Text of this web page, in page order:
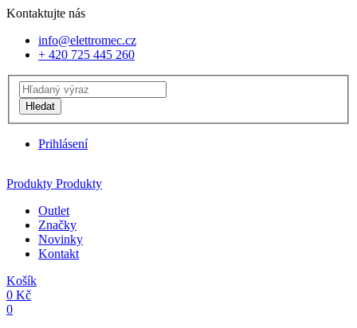
Kontaktujte nás
info@elettromec.cz
+ 420 725 445 260
Hledat
Prihlásení
Produkty Produkty
Outlet
Značky
Novinky
Kontakt
Košík
0 Kč
0